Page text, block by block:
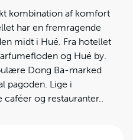
kombination af komfort
har en fremragende
midt i Hué. Fra hotellet
og Hué by.
Dong Ba-marked
pagoden. Lige i
og restauranter..